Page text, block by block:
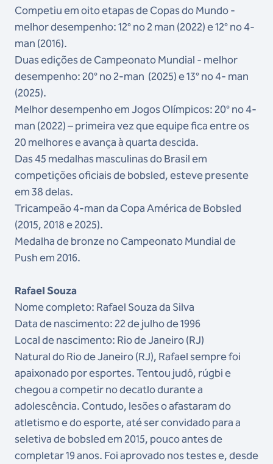
Competiu em oito etapas de Copas do Mundo -
melhor desempenho: 12° no 2 man (2022) e 12° no 4-
man (2016).
Duas edições de Campeonato Mundial - melhor
desempenho: 20° no 2-man (2025) e 13° no 4- man
(2025).
Melhor desempenho em Jogos Olímpicos: 20° no 4-
man (2022) – primeira vez que equipe fica entre os
20 melhores e avança à quarta descida.
Das 45 medalhas masculinas do Brasil em
competições oficiais de bobsled, esteve presente
em 38 delas.
Tricampeão 4-man da Copa América de Bobsled
(2015, 2018 e 2025).
Medalha de bronze no Campeonato Mundial de
Push em 2016.
Rafael Souza
Nome completo: Rafael Souza da Silva
Data de nascimento: 22 de julho de 1996
Local de nascimento: Rio de Janeiro (RJ)
Natural do Rio de Janeiro (RJ), Rafael sempre foi
apaixonado por esportes. Tentou judô, rúgbi e
chegou a competir no decatlo durante a
adolescência. Contudo, lesões o afastaram do
atletismo e do esporte, até ser convidado para a
seletiva de bobsled em 2015, pouco antes de
completar 19 anos. Foi aprovado nos testes e, desde